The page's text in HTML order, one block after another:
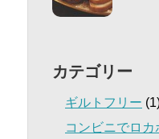
カテゴリー
ギルトフリー
コンビニでロカ